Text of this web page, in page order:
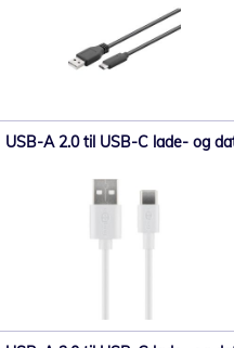
USB-A 2.0 til USB-C lade- og